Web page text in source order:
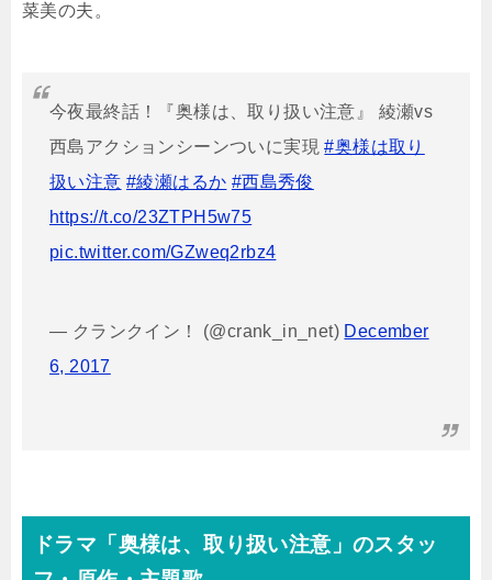
菜美の夫。
今夜最終話！『奥様は、取り扱い注意』 綾瀬vs
西島アクションシーンついに実現#奥様は取り
扱い注意 #綾瀬はるか #西島秀俊
https://t.co/23ZTPH5w75
pic.twitter.com/GZweq2rbz4
— クランクイン！ (@crank_in_net) December
6, 2017
ドラマ「奥様は、取り扱い注意」のスタッ